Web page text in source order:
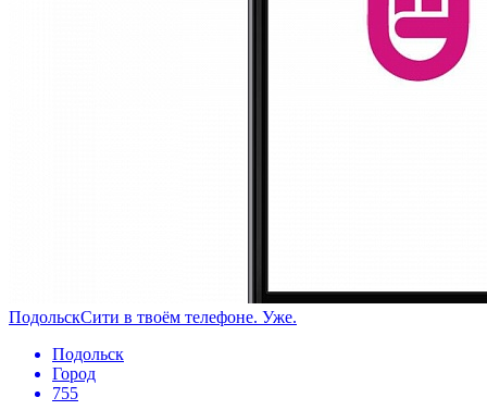
ПодольскСити в твоём телефоне. Уже.
Подольск
Город
755